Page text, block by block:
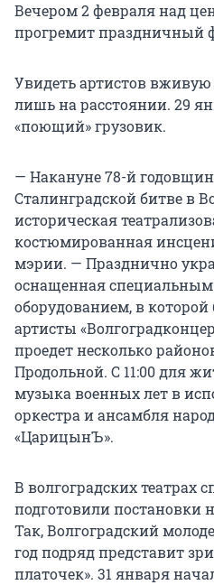
Вечером 2 февраля над
прогремит праздничный
Увидеть артистов
лишь на расстоянии. 29
«поющий» грузовик.
— Накануне 78-й
Сталинградской битве в
историческая
костюмированная
мэрии. — Празднично
оснащенная
оборудованием, в которой
артисты
проедет несколько
Продольной. С 11:00 для
музыка военных лет в
оркестра и ансамбля
«ЦарицынЪ».
В волгоградских театрах
подготовили постановки
Так, Волгоградский
год подряд представит
платочек». 31 января